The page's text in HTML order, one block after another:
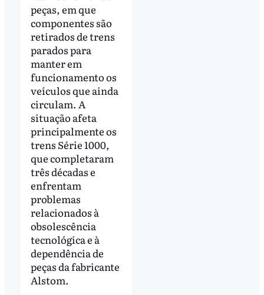
peças, em que
componentes são
retirados de trens
parados para
manter em
funcionamento os
veículos que ainda
circulam. A
situação afeta
principalmente os
trens Série 1000,
que completaram
três décadas e
enfrentam
problemas
relacionados à
obsolescência
tecnológica e à
dependência de
peças da fabricante
Alstom.